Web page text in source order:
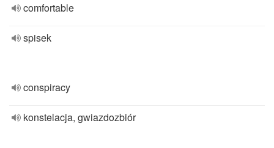
comfortable
spisek
conspiracy
konstelacja, gwiazdozbiór